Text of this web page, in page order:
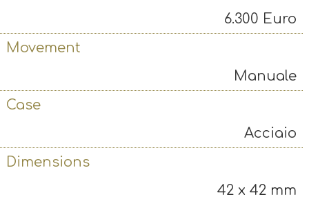
6.300 Euro
Movement
Manuale
Case
Acciaio
Dimensions
42 x 42 mm